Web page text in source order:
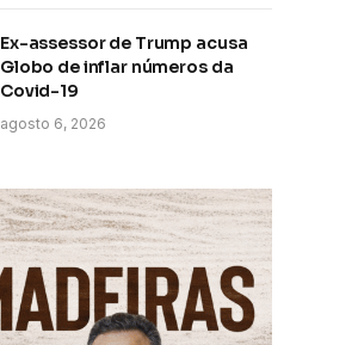
Ex-assessor de Trump acusa
Globo de inflar números da
Covid-19
agosto 6, 2026